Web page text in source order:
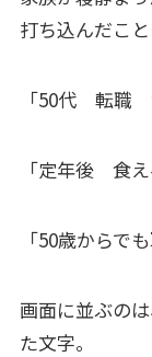
打ち込んだこ
「50代 転職
「定年後 食え
「50歳からで
画面に並ぶの
た文字。